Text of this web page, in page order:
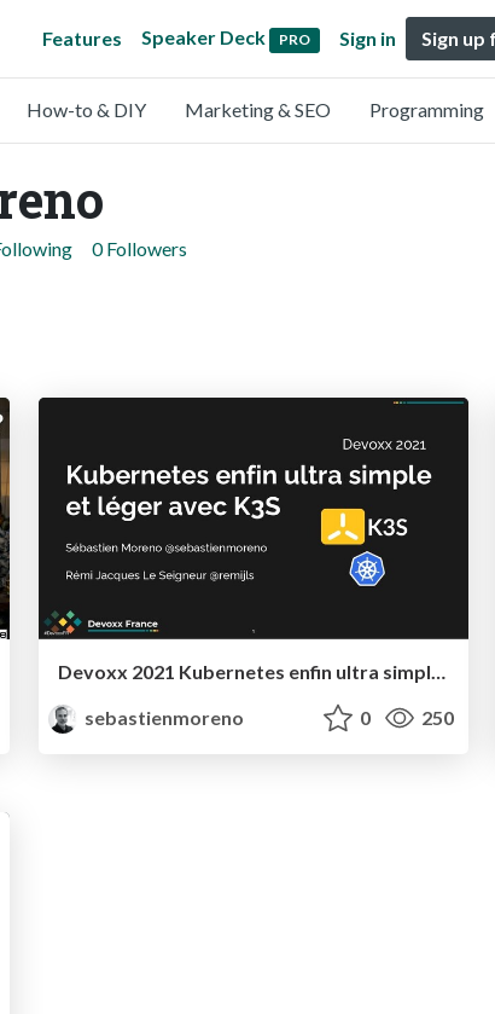
Features Speaker Deck PRO Sign in Sign
How-to & DIY Marketing & SEO Programming
0 Followers
Devoxx 2021 Kubernetes enfin ultra simple et léger avec K3S
sebastienmoreno
0 250